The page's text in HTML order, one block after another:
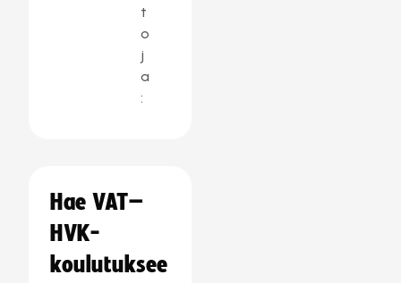
t
o
j
a
:
Hae VAT–
HVK-
koulutuksee